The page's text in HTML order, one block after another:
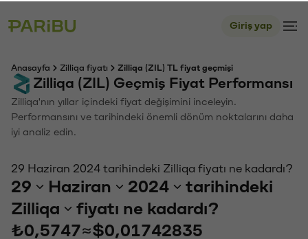
Giriş yap
Anasayfa Zilliqa fiyatı Zilliqa (ZIL) TL fiyat geçmişi
Zilliqa (ZIL) Geçmiş Fiyat Performansı
Zilliqa'nın yıllar içindeki fiyat değişimini inceleyin.
Performansını ve tarihindeki önemli dönüm noktalarını daha
iyi analiz edin.
29 Haziran 2024 tarihindeki Zilliqa fiyatı ne kadardı?
29 Haziran 2024
tarihindeki
Zilliqa
fiyatı ne kadardı?
₺0,5747≈$0,01742835